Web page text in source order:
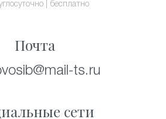
| бесплатно
Почта
ts.ru
сети